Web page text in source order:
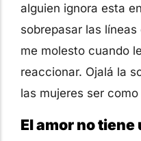
alguien ignora esta
sobrepasar las
me molesto cuando
reaccionar. Ojalá la
las mujeres ser
El amor no